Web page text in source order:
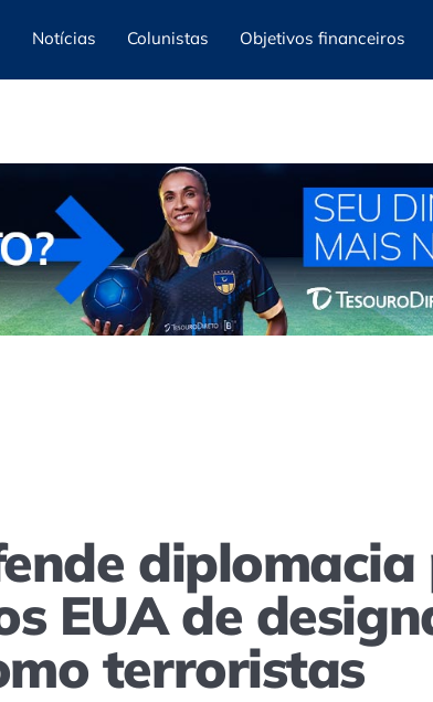
Notícias Colunistas Objetivos financeiros
EUA de
terroristas